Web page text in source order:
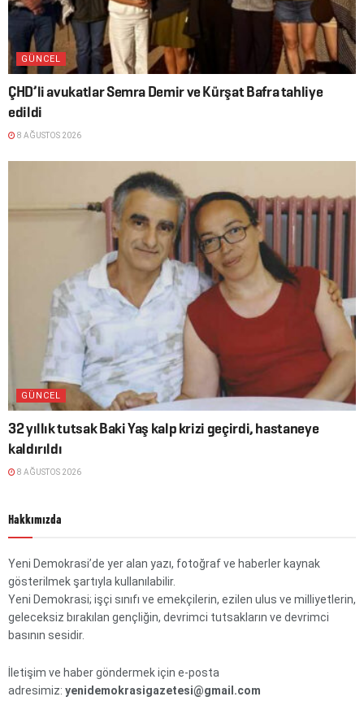
GÜNCEL
ÇHD’li avukatlar Semra Demir ve Kürşat Bafra tahliye
edildi
8 AĞUSTOS 2026
GÜNCEL
32 yıllık tutsak Baki Yaş kalp krizi geçirdi, hastaneye
kaldırıldı
8 AĞUSTOS 2026
Hakkımızda
Yeni Demokrasi’de yer alan yazı, fotoğraf ve haberler kaynak
gösterilmek şartıyla kullanılabilir.
Yeni Demokrasi; işçi sınıfı ve emekçilerin, ezilen ulus ve milliyetlerin,
geleceksiz bırakılan gençliğin, devrimci tutsakların ve devrimci
basının sesidir.
İletişim ve haber göndermek için e-posta
adresimiz: yenidemokrasigazetesi@gmail.com